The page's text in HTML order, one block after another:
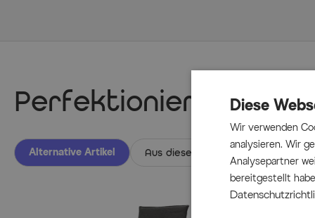
Perfektionieren Sie
Alternative Artikel Aus dieser Serie
Diese
Wir verwenden
analysieren. Wir
Analysepartner
bereitgestellt